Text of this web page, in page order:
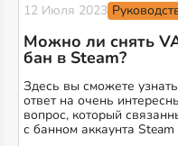
12 Июля 2023
Можно ли снять
бан в Steam?
Здесь вы сможете узнать
ответ на очень
вопрос, который
с банном аккаунта Steam